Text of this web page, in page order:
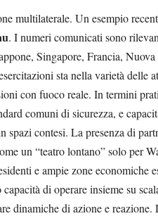
multilaterale. Un esempio
. I numeri comunicati sono
Singapore, Francia,
sta nella varietà delle
con fuoco reale. In termini
comuni di sicurezza, e
contesi. La presenza di
un “teatro lontano” solo per
e ampie zone economiche
di operare insieme su
dinamiche di azione e